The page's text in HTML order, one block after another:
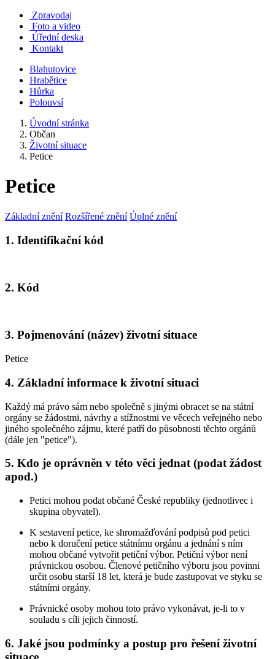
Zpravodaj
Foto a video
Úřední deska
Kontakt
Blahutovice
Hrabětice
Hůrka
Polouvsí
Úvodní stránka
Občan
Životní situace
Petice
Petice
Základní znění Rozšířené znění Úplné znění
1. Identifikační kód
2. Kód
3. Pojmenování (název) životní situace
Petice
4. Základní informace k životní situaci
Každý má právo sám nebo společně s jinými obracet se na státní
orgány se žádostmi, návrhy a stížnostmi ve věcech veřejného nebo
jiného společného zájmu, které patří do působnosti těchto orgánů
(dále jen "petice").
5. Kdo je oprávněn v této věci jednat (podat žádost
apod.)
Petici mohou podat občané České republiky (jednotlivec i
skupina obyvatel).
K sestavení petice, ke shromažďování podpisů pod petici
nebo k doručení petice státnímu orgánu a jednání s ním
mohou občané vytvořit petiční výbor. Petiční výbor není
právnickou osobou. Členové petičního výboru jsou povinni
určit osobu starší 18 let, která je bude zastupovat ve styku se
státními orgány.
Právnické osoby mohou toto právo vykonávat, je-li to v
souladu s cíli jejich činností.
6. Jaké jsou podmínky a postup pro řešení životní